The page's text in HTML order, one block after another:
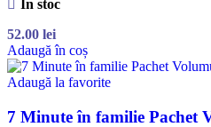
În stoc
52.00 lei
Adaugă în coș
Adaugă la favorite
7 Minute în familie Pachet